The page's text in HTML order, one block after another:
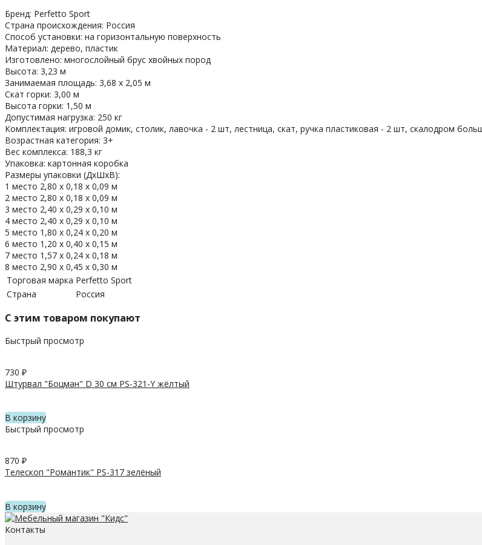
Бренд: Perfetto Sport
Страна происхождения: Россия
Способ установки: на горизонтальную поверхность
Материал: дерево, пластик
Изготовлено: многослойный брус хвойных пород
Высота: 3,23 м
Занимаемая площадь: 3,68 х 2,05 м
Скат горки: 3,00 м
Высота горки: 1,50 м
Допустимая нагрузка: 250 кг
Комплектация: игровой домик, столик, лавочка - 2 шт, лестница, скат, ручка пластиковая - 2 шт, скалодром
Возрастная категория: 3+
Вес комплекса: 188,3 кг
Упаковка: картонная коробка
Размеры упаковки (ДхШхВ):
1 место 2,80 х 0,18 х 0,09 м
2 место 2,80 х 0,18 х 0,09 м
3 место 2,40 х 0,29 х 0,10 м
4 место 2,40 х 0,29 х 0,10 м
5 место 1,80 х 0,24 х 0,20 м
6 место 1,20 х 0,40 х 0,15 м
7 место 1,57 х 0,24 х 0,18 м
8 место 2,90 х 0,45 х 0,30 м
Торговая марка Perfetto Sport
Страна
Россия
C этим товаром покупают
Быстрый просмотр
730 ₽
Штурвал "Боцман" D 30 см PS-321-Y жёлтый
В корзину
Быстрый просмотр
870 ₽
Телескоп "Романтик" PS-317 зелёный
В корзину
Контакты